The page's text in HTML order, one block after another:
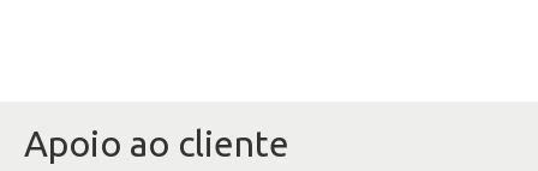
Apoio ao cliente